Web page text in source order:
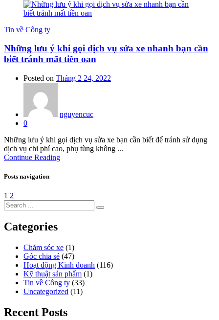
Tin về Công ty
Những lưu ý khi gọi dịch vụ sửa xe nhanh bạn cần
biết tránh mất tiền oan
Posted on Tháng 2 24, 2022
nguyencuc
0
Những lưu ý khi gọi dịch vụ sửa xe bạn cần biết để tránh sử dụng
dịch vụ chi phí cao, phụ tùng không ...
Continue Reading
Posts navigation
1 2
Categories
Chăm sóc xe (1)
Góc chia sẻ (47)
Hoạt động Kinh doanh (116)
Kỹ thuật sản phẩm (1)
Tin về Công ty (33)
Uncategorized (11)
Recent Posts